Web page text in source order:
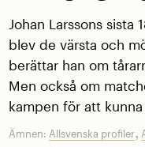
Johan Larssons sista
blev de värsta och
berättar han om
Men också om
kampen för att kunna
Ämnen: Allsvenska profiler,